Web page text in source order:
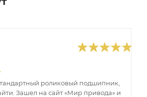
роликовый подшипник,
Зашел на сайт «Мир привода» и